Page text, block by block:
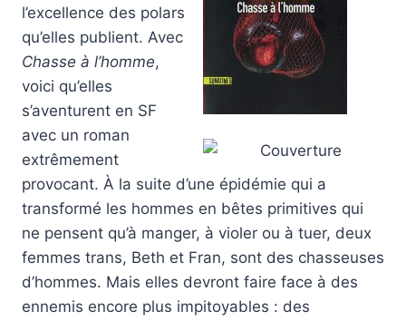
l’excellence des polars
qu’elles publient. Avec
Chasse à l’homme,
voici qu’elles
s’aventurent en SF
avec un roman
extrêmement
provocant. À la suite d’une épidémie qui a
transformé les hommes en bêtes primitives qui
ne pensent qu’à manger, à violer ou à tuer, deux
femmes trans, Beth et Fran, sont des chasseuses
d’hommes. Mais elles devront faire face à des
ennemis encore plus impitoyables : des